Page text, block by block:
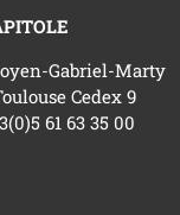
Gabriel-Marty
Cedex 9
61 63 35 00